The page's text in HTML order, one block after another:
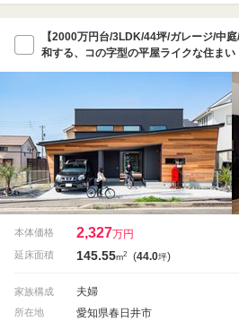
【2000万円台/3LDK/44坪/ガレージ/中
和する、コの字型の平屋ライクな住まい
本体価格 2,327万円
延床面積 145.55m2 (44.0坪)
家族構成 夫婦
所在地 愛知県春日井市